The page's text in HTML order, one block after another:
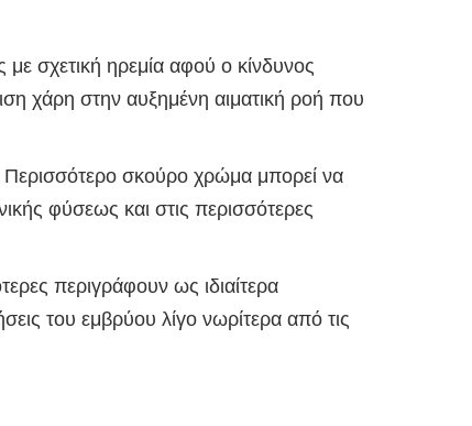
σχετική ηρεμία αφού ο κίνδυνος
χάρη στην αυξημένη αιματική ροή που
σκούρο χρώμα μπορεί να
φύσεως και στις περισσότερες
περιγράφουν ως ιδιαίτερα
του εμβρύου λίγο νωρίτερα από τις